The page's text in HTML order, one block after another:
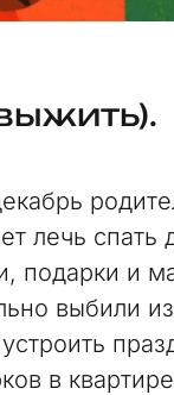
лечь спать
подарки и
выбили
в